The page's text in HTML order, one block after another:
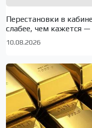
Перестановки в
слабее, чем кажется
10.08.2026